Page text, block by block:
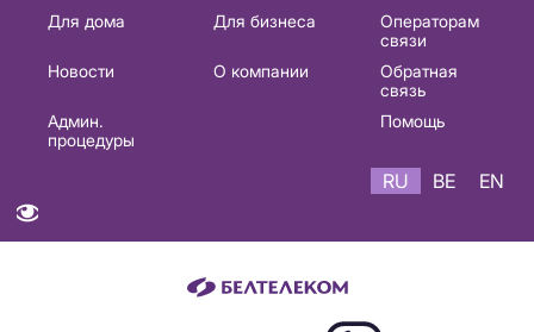
Основная
навигация
Для дома Для бизнеса
Операторам
связи
Новости
О компании
Обратная
связь
Админ.
процедуры
Помощь
RU BE EN